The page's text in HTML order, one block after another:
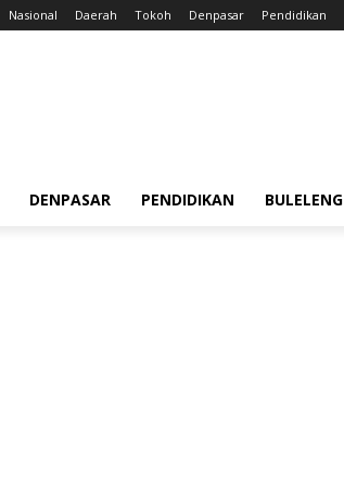
Nasional Daerah Tokoh Denpasar Pendidikan
DENPASAR PENDIDIKAN BULELENG